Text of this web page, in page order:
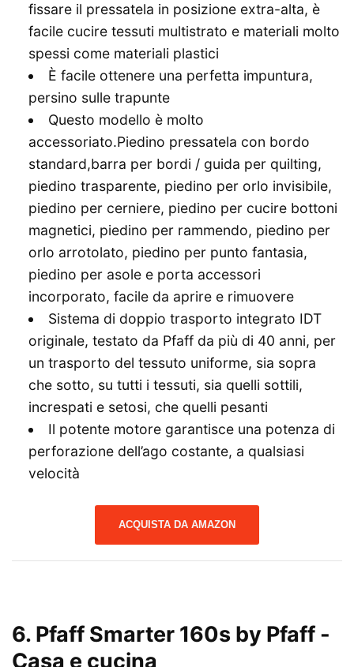
fissare il pressatela in posizione extra-alta, è
facile cucire tessuti multistrato e materiali molto
spessi come materiali plastici
È facile ottenere una perfetta impuntura,
persino sulle trapunte
Questo modello è molto
accessoriato.Piedino pressatela con bordo
standard,barra per bordi / guida per quilting,
piedino trasparente, piedino per orlo invisibile,
piedino per cerniere, piedino per cucire bottoni
magnetici, piedino per rammendo, piedino per
orlo arrotolato, piedino per punto fantasia,
piedino per asole e porta accessori
incorporato, facile da aprire e rimuovere
Sistema di doppio trasporto integrato IDT
originale, testato da Pfaff da più di 40 anni, per
un trasporto del tessuto uniforme, sia sopra
che sotto, su tutti i tessuti, sia quelli sottili,
increspati e setosi, che quelli pesanti
Il potente motore garantisce una potenza di
perforazione dell’ago costante, a qualsiasi
velocità
ACQUISTA DA AMAZON
6. Pfaff Smarter 160s by Pfaff-
Casa e cucina